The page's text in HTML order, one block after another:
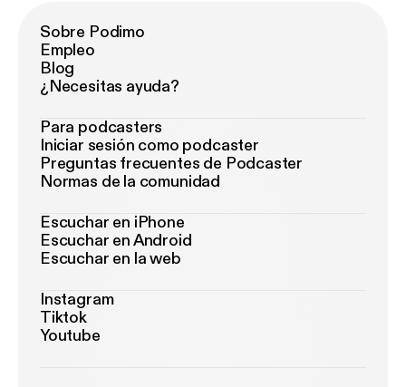
Sobre Podimo
Empleo
Blog
¿Necesitas ayuda?
Para podcasters
Iniciar sesión como podcaster
Preguntas frecuentes de Podcaster
Normas de la comunidad
Escuchar en iPhone
Escuchar en Android
Escuchar en la web
Instagram
Tiktok
Youtube